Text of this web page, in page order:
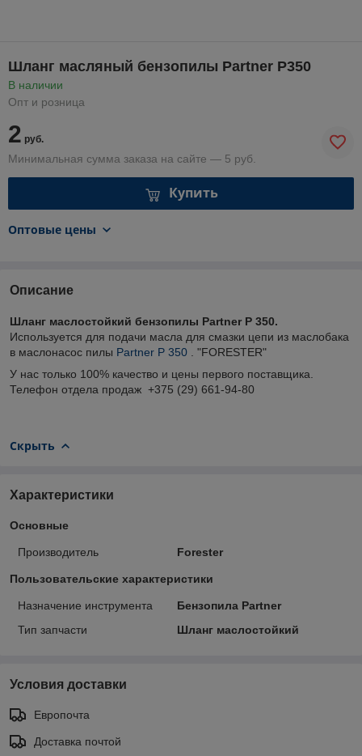
Шланг масляный бензопилы Partner P350
В наличии
Опт и розница
2 руб.
Минимальная сумма заказа на сайте — 5 руб.
Купить
Оптовые цены
Описание
Шланг маслостойкий бензопилы Partner P 350.
Используется для подачи масла для смазки цепи из маслобака
в маслонасос пилы Partner P 350
. "FORESTER"
У нас только 100% качество и цены первого поставщика.
Телефон отдела продаж +375 (29) 661-94-80
Скрыть
Характеристики
Основные
Производитель Forester
Пользовательские характеристики
Назначение инструмента
Бензопила Partner
Тип запчасти
Шланг маслостойкий
Условия доставки
Европочта
Доставка почтой